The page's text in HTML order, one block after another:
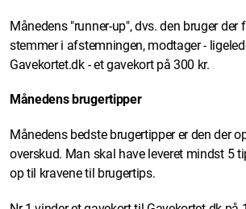
Månedens "runner-up", dvs. den bruger
stemmer i afstemningen, modtager -
Gavekortet.dk - et gavekort på 300 kr.
Månedens brugertipper
Månedens bedste brugertipper er den der
overskud. Man skal have leveret mindst 5
op til kravene til brugertips.